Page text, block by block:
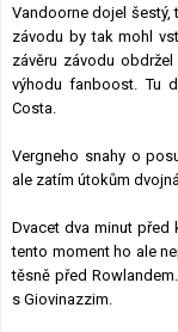
Vandoorne dojel
závodu by tak mohl
závěru závodu
výhodu fanboost. Tu
Costa.
Vergneho snahy o
ale zatím útokům
Dvacet dva minut před
tento moment ho ale
těsně před
s Giovinazzim.